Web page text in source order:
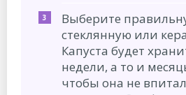
Выберите
стеклянную или
Капуста будет
недели, а то и
чтобы она не